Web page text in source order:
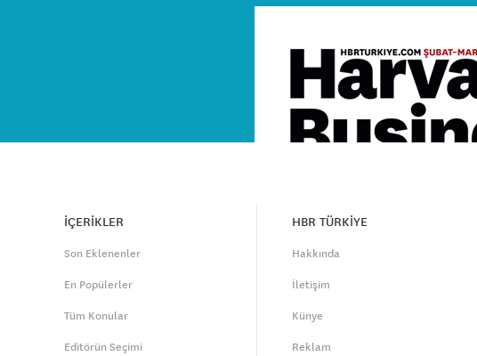
İÇERİKLER
Son Eklenenler
En Popülerler
Tüm Konular
Editörün Seçimi
HBR TÜRKİYE
Hakkında
İletişim
Künye
Reklam